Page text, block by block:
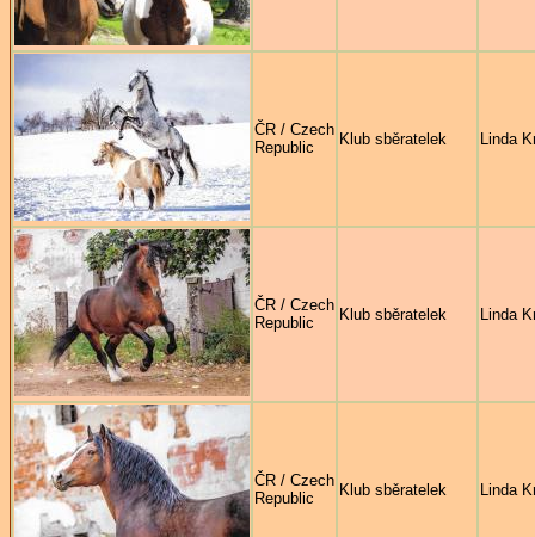
ČR / Czech
Republic
Klub sběratelek Linda
ČR / Czech
Republic
Klub sběratelek Linda
ČR / Czech
Republic
Klub sběratelek Linda